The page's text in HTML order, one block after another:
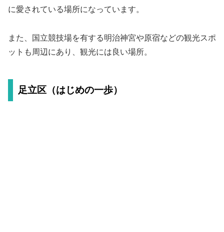
に愛されている場所になっています。
また、国立競技場を有する明治神宮や原宿などの観光スポ
ットも周辺にあり、観光には良い場所。
足立区（はじめの一歩）